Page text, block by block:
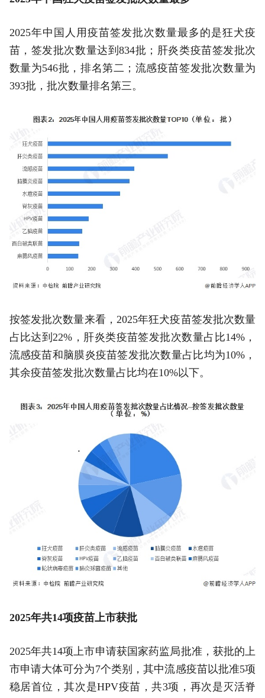
2025年中国人用疫苗签发批次数量最多的是狂犬疫
苗，签发批次数量达到834批；肝炎类疫苗签发批次
数量为546批，排名第二；流感疫苗签发批次数量为
393批，批次数量排名第三。
按签发批次数量来看，2025年狂犬疫苗签发批次数量
占比达到22%，肝炎类疫苗签发批次数量占比14%，
流感疫苗和脑膜炎疫苗签发批次数量占比均为10%，
其余疫苗签发批次数量占比均在10%以下。
2025年共14项疫苗上市获批
2025年共14项上市申请获国家药监局批准，获批的上
市申请大体可分为7个类别，其中流感疫苗以批准5项
稳居首位，其次是HPV疫苗，共3项，再次是灭活脊